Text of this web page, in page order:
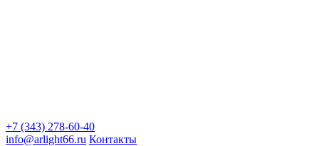
+7 (343) 278-60-40
info@arlight66.ru Контакты